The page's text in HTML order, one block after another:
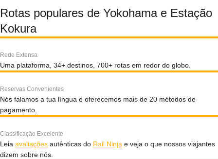
Rotas populares de Yokohama e Estação
Kokura
Rede Extensa
Uma plataforma, 34+ destinos, 700+ rotas em redor do globo.
Reservas Convenientes
Nós falamos a tua língua e oferecemos mais de 20 métodos de
pagamento.
Classificação Excelente
Leia avaliações autênticas do Rail Ninja e veja o que nossos viajantes
dizem sobre nós.